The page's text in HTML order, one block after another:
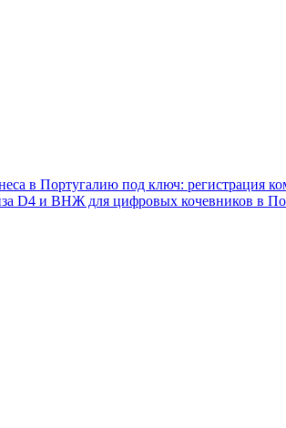
в Португалию под ключ: регистрация
D4 и ВНЖ для цифровых кочевников в